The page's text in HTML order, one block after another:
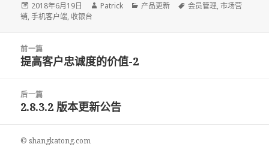
Posted
on
2018年6月19日 Author
Patrick Categories
产品更新 Tags
会员管理,市场营
销,手机客户端, 收银台
前一篇
前
篇：
提高客户忠诚度的价值-2
后一篇
后
篇：
2.8.3.2 版本更新公告
© shangkatong.com